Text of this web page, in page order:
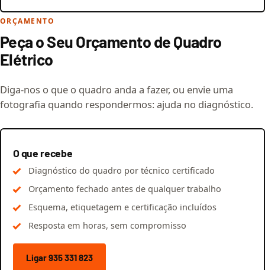
ORÇAMENTO
Peça o Seu Orçamento de Quadro
Elétrico
Diga-nos o que o quadro anda a fazer, ou envie uma
fotografia quando respondermos: ajuda no diagnóstico.
O que recebe
Diagnóstico do quadro por técnico certificado
Orçamento fechado antes de qualquer trabalho
Esquema, etiquetagem e certificação incluídos
Resposta em horas, sem compromisso
Ligar 935 331 823